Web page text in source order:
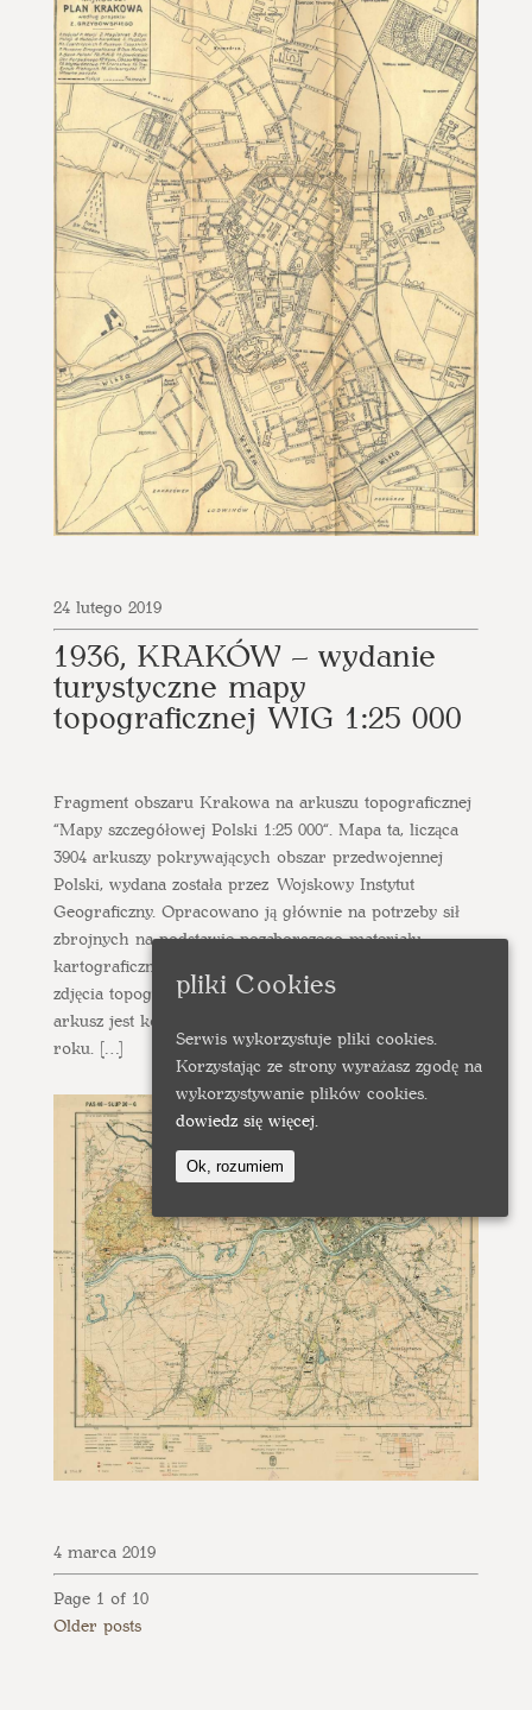
24 lutego 2019
1936, KRAKÓW – wydanie
turystyczne mapy
topograficznej WIG 1:25 000
Fragment obszaru Krakowa na arkuszu topograficznej
“Mapy szczegółowej Polski 1:25 000“. Mapa ta, licząca
3904 arkuszy pokrywających obszar przedwojennej
Polski, wydana została przez Wojskowy Instytut
Geograficzny. Opracowano ją głównie na potrzeby sił
zbrojnych na podstawie pozaborczego materiału
kartograficznego, w tym przypadku austriackiego
zdjęcia topograficznego z okresu 1875-1898. Niniejszy
arkusz jest kolorowym wydaniem turystycznym z 1936
roku. […]
4 marca 2019
Page 1 of 10
Older posts
pliki Cookies
Serwis wykorzystuje pliki cookies.
Korzystając ze strony wyrażasz zgodę na
wykorzystywanie plików cookies.
dowiedz się więcej.
Ok, rozumiem